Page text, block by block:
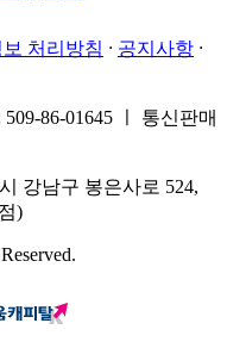
처리방침
공지사항
86-01645 ㅣ 통신판매
강남구 봉은사로 524,
)